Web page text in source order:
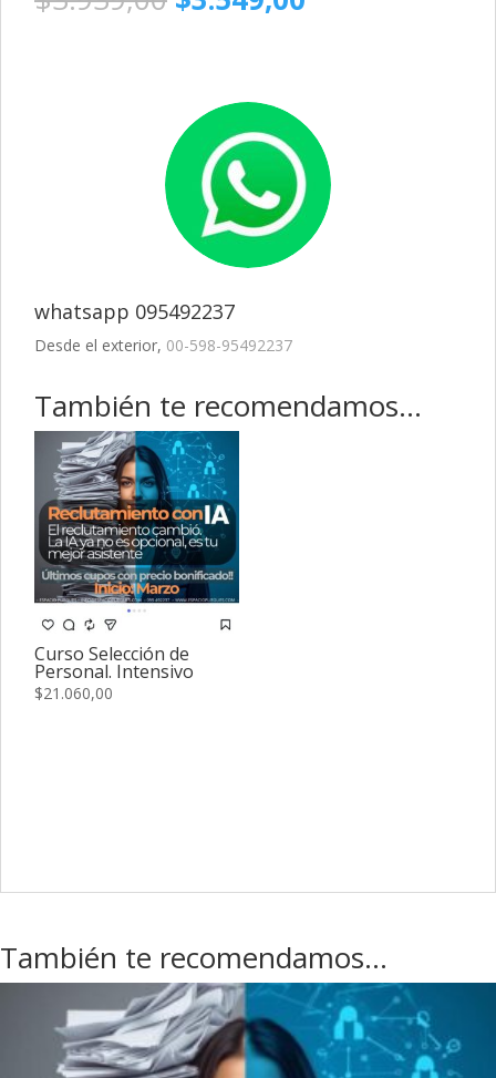
precio
$3.939,00.
whatsapp 095492237
Desde el exterior, 00-598-95492237
También te recomendamos…
Curso Selección de
Personal. Intensivo
$21.060,00
También te recomendamos…